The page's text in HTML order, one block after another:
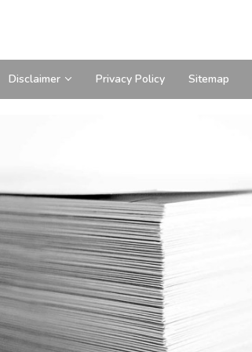
Disclaimer Privacy Policy Sitemap